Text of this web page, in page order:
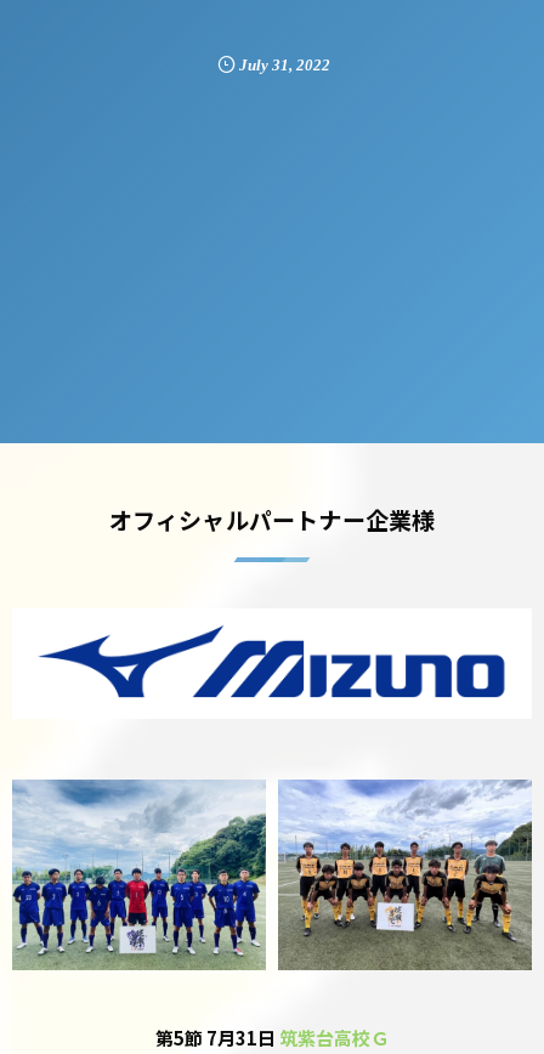
July 31,2022
オフィシャルパートナー企業様
第5節 7月31日 筑紫台高校Ｇ